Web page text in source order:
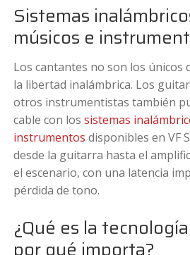
Sistemas
músicos e
Los cantantes no son los únicos
la libertad inalámbrica. Los
otros instrumentistas también
cable con lossistemas
instrumentos disponibles en VF
desde la guitarra hasta el
el escenario, con una latencia
pérdida de tono.
¿Qué es la